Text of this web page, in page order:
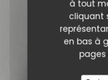
à tout
cliquant
en bas à
pages